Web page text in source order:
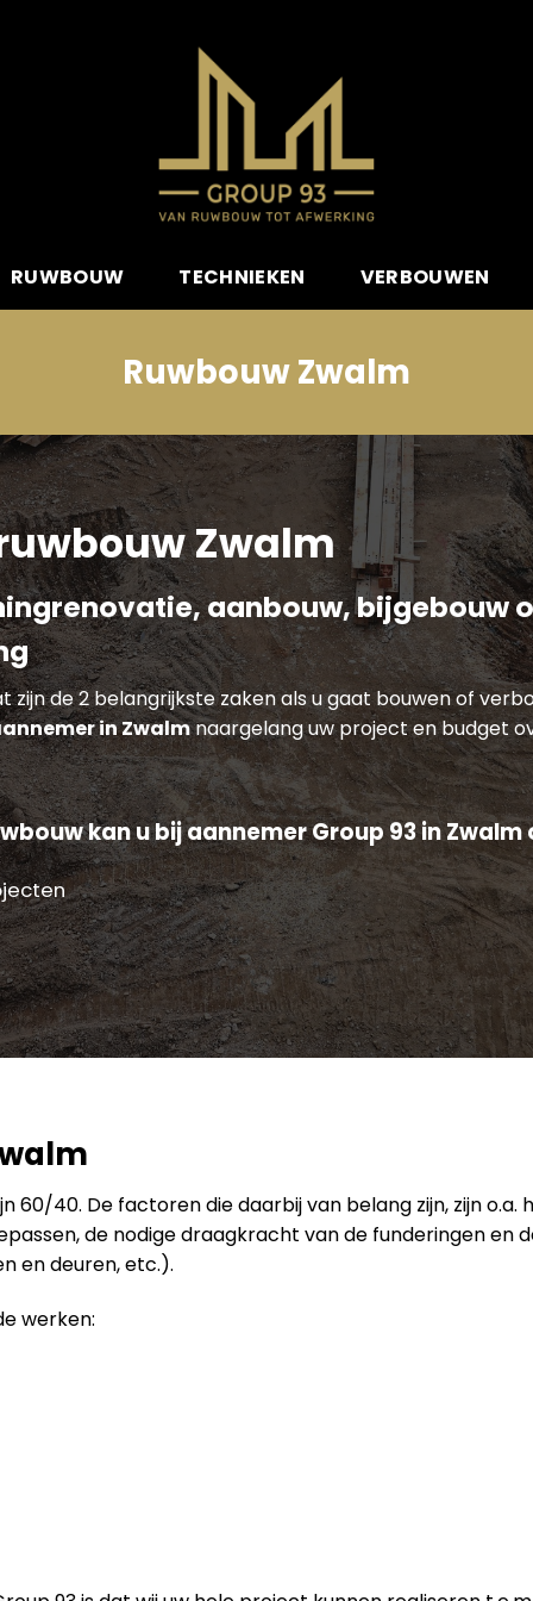
RUWBOUW TECHNIEKEN VERBOUWEN
Ruwbouw Zwalm
Zwalm
aanbouw, bijgebouw
zijn de 2 belangrijkste zaken als u gaat bouwen of
in Zwalmnaargelang uw project en budget
kan u bij aannemer Group 93 in
60/40. De factoren die daarbij van belang zijn, zijn
de nodige draagkracht van de funderingen en
en deuren, etc.).
werken: